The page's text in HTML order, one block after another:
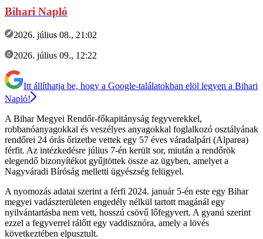
Bihari Napló
2026. július 08., 21:02
2026. július 09., 12:22
Itt állíthatja be, hogy a Google-találatokban elöl legyen a Bihari
Napló!
A Bihar Megyei Rendőr-főkapitányság fegyverekkel,
robbanóanyagokkal és veszélyes anyagokkal foglalkozó osztályának
rendőrei 24 órás őrizetbe vettek egy 57 éves váradalpári (Alparea)
férfit. Az intézkedésre július 7-én került sor, miután a rendőrök
elegendő bizonyítékot gyűjtöttek össze az ügyben, amelyet a
Nagyváradi Bíróság melletti ügyészség felügyel.
A nyomozás adatai szerint a férfi 2024. január 5-én este egy Bihar
megyei vadászterületen engedély nélkül tartott magánál egy
nyilvántartásba nem vett, hosszú csövű lőfegyvert. A gyanú szerint
ezzel a fegyverrel rálőtt egy vaddisznóra, amely a lövés
következtében elpusztult.